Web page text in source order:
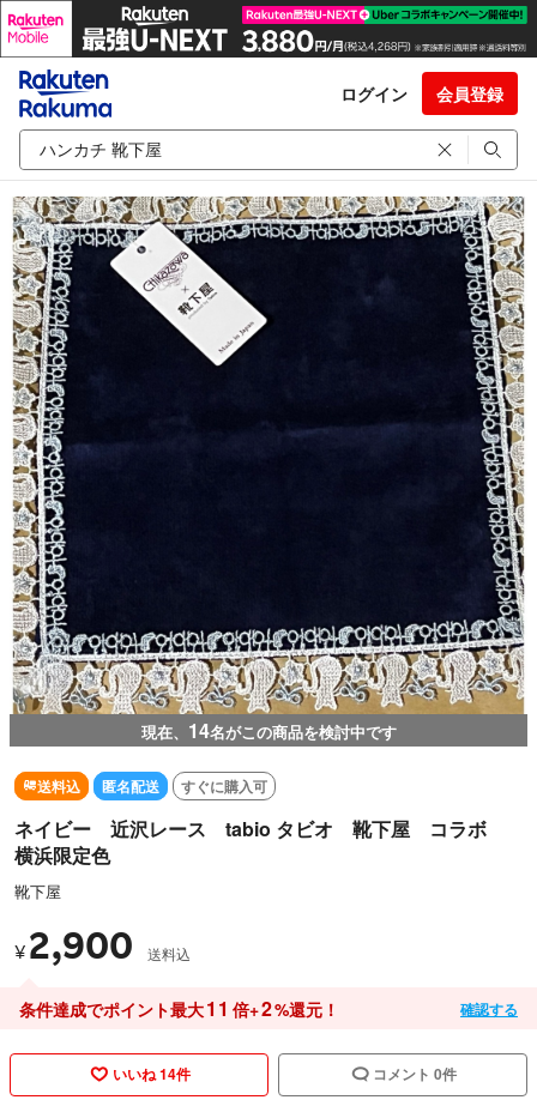
ログイン 会員登録
現在、 14名がこの商品を検討中です
送料込 匿名配送 すぐに購入可
ネイビー 近沢レース tabio タビオ 靴下屋 コラボ
横浜限定色
靴下屋
¥ 2,900 送料込
条件達成でポイント最大11 倍+2%還元！ 確認する
いいね 14件 コメント 0件